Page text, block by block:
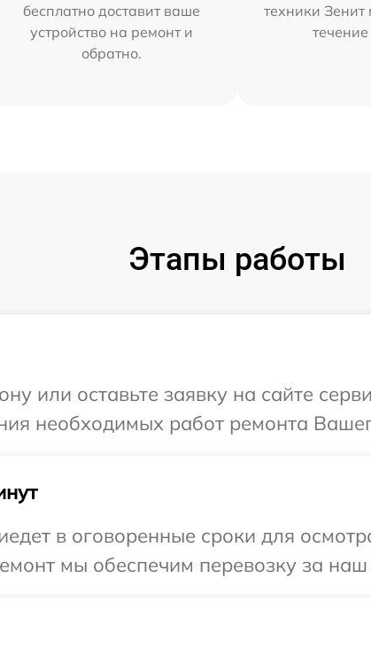
бесплатно доставит ваше
устройство на ремонт и
обратно.
техники
Этапы работы
или оставьте заявку на сайте
необходимых работ ремонта
в оговоренные сроки для
мы обеспечим перевозку за наш